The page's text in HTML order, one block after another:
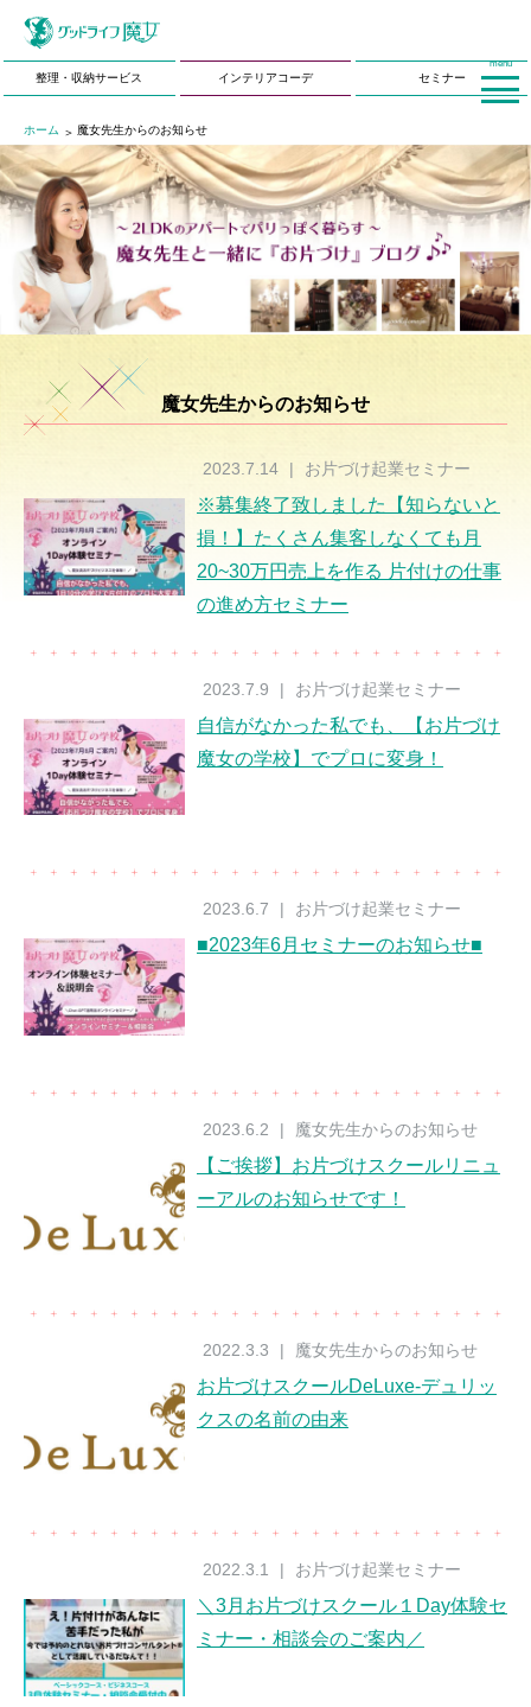
整理・収納サービス インテリアコーデ セミナー
ホーム 魔女先生からのお知らせ
魔女先生からのお知らせ
2023.7.14 | お片づけ起業セミナー
※募集終了致しました【知らないと
損！】たくさん集客しなくても月
20~30万円売上を作る 片付けの仕事
の進め方セミナー
2023.7.9 | お片づけ起業セミナー
自信がなかった私でも、【お片づけ
魔女の学校】でプロに変身！
2023.6.7 | お片づけ起業セミナー
■2023年6月セミナーのお知らせ■
2023.6.2 | 魔女先生からのお知らせ
【ご挨拶】お片づけスクールリニュ
ーアルのお知らせです！
2022.3.3 | 魔女先生からのお知らせ
お片づけスクールDeLuxe-デュリッ
クスの名前の由来
2022.3.1 | お片づけ起業セミナー
＼3月お片づけスクール１Day体験セ
ミナー・相談会のご案内／
menu